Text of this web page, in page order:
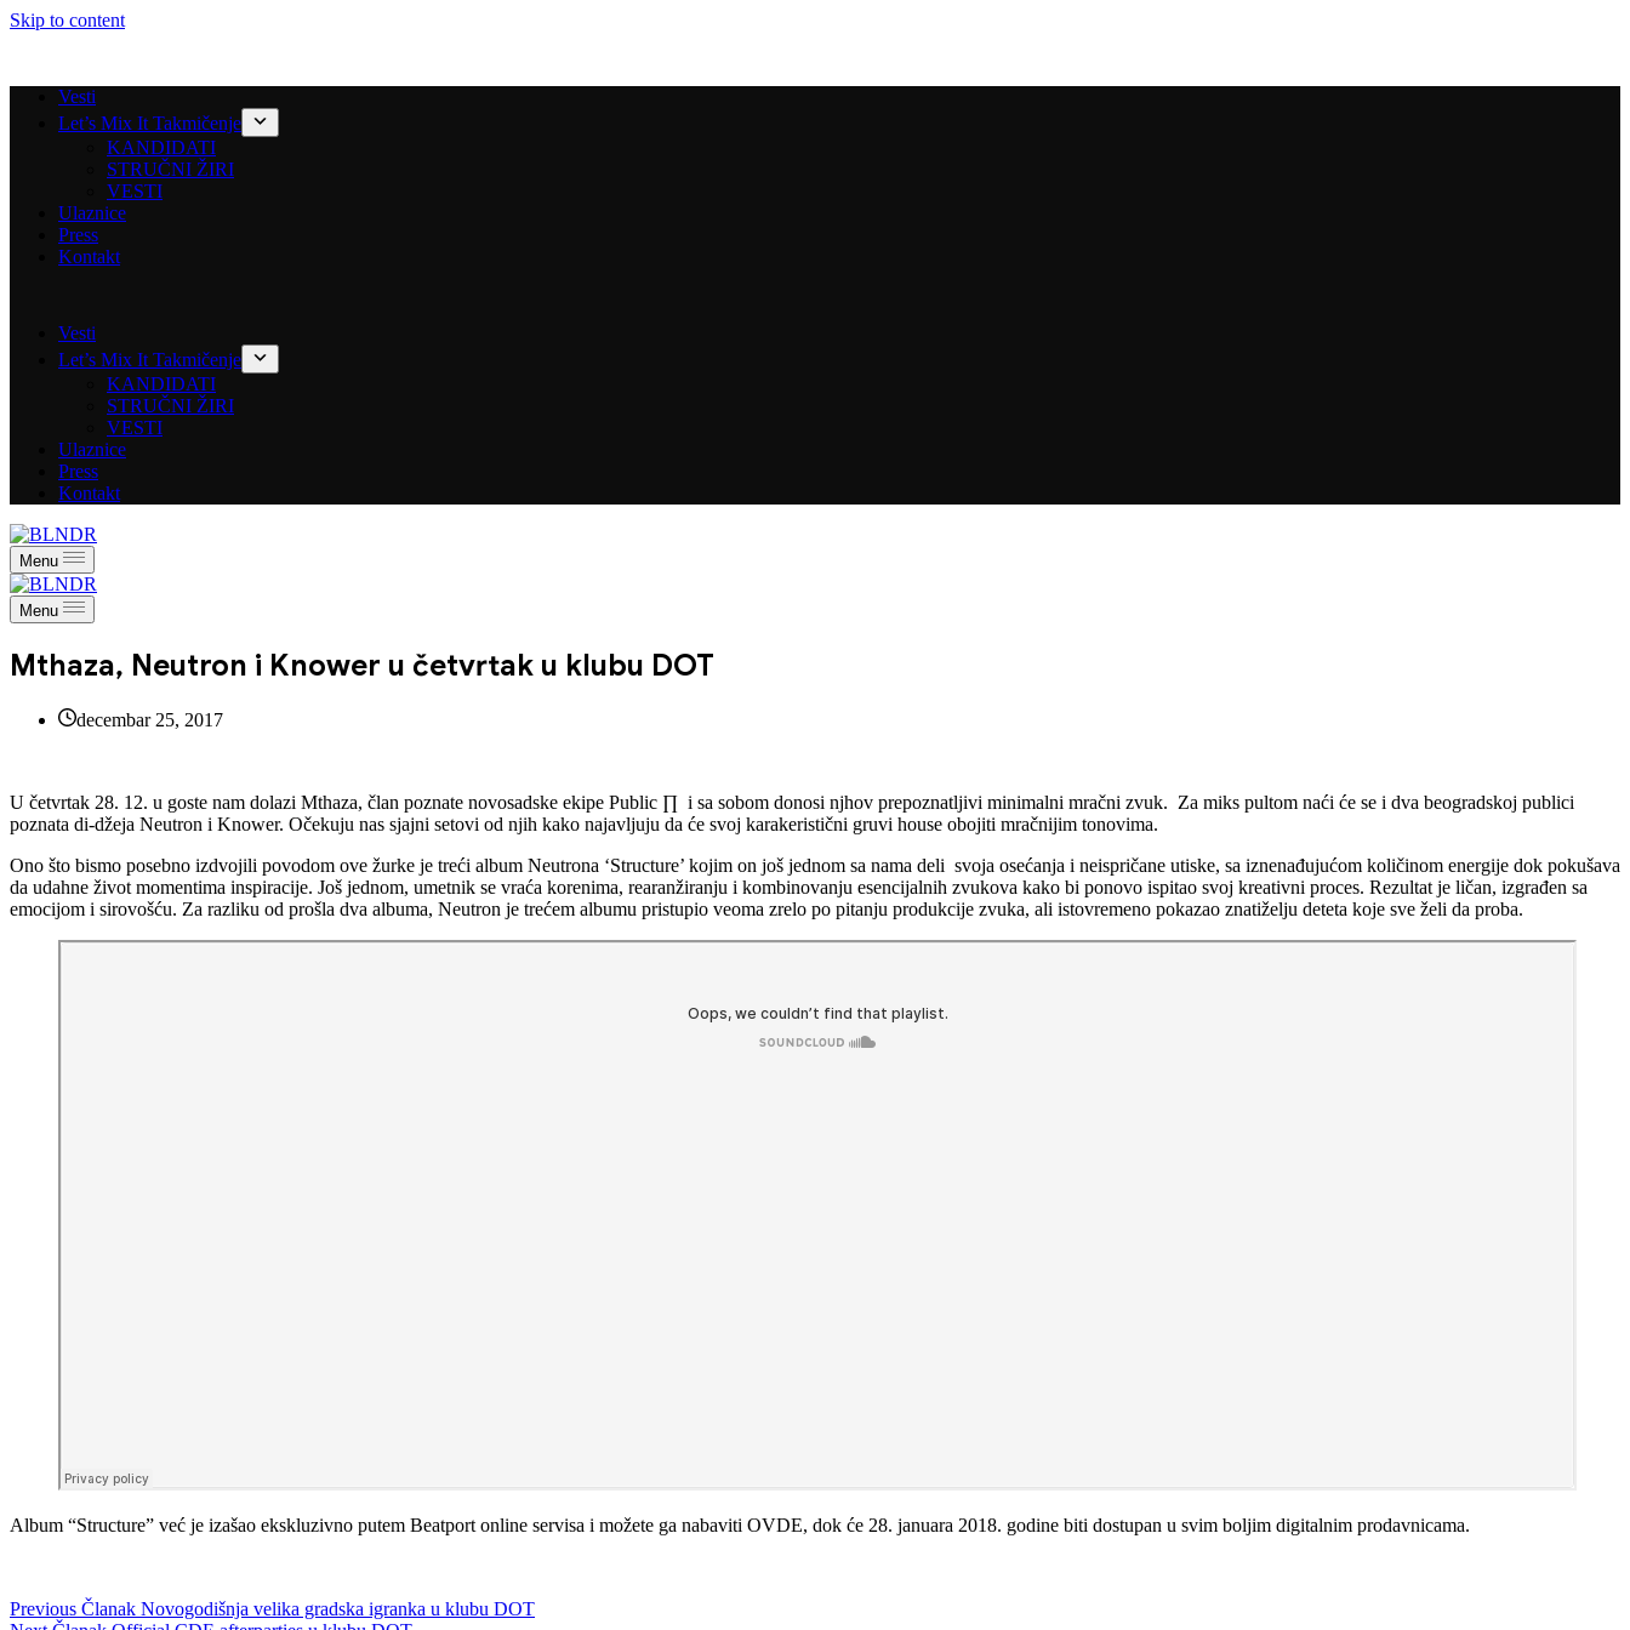
Skip to content
Vesti
Let’s Mix It Takmičenje
KANDIDATI
STRUČNI ŽIRI
VESTI
Ulaznice
Press
Kontakt
Vesti
Let’s Mix It Takmičenje
KANDIDATI
STRUČNI ŽIRI
VESTI
Ulaznice
Press
Kontakt
Menu
Menu
Mthaza, Neutron i Knower u četvrtak u klubu DOT
decembar 25, 2017
U četvrtak 28. 12. u goste nam dolazi Mthaza, član poznate novosadske ekipe Public ∏ i sa sobom donosi njhov prepoznatljivi minimalni mračni zvuk. Za miks pultom naći će se i dva beogradskoj publici
poznata di-džeja Neutron i Knower. Očekuju nas sjajni setovi od njih kako najavljuju da će svoj karakeristični gruvi house obojiti mračnijim tonovima.
Ono što bismo posebno izdvojili povodom ove žurke je treći album Neutrona ‘Structure’ kojim on još jednom sa nama deli svoja osećanja i neispričane utiske, sa iznenađujućom količinom energije dok pokušava
da udahne život momentima inspiracije. Još jednom, umetnik se vraća korenima, rearanžiranju i kombinovanju esencijalnih zvukova kako bi ponovo ispitao svoj kreativni proces. Rezultat je ličan, izgrađen sa
emocijom i sirovošću. Za razliku od prošla dva albuma, Neutron je trećem albumu pristupio veoma zrelo po pitanju produkcije zvuka, ali istovremeno pokazao znatiželju deteta koje sve želi da proba.
Album “Structure” već je izašao ekskluzivno putem Beatport online servisa i možete ga nabaviti OVDE, dok će 28. januara 2018. godine biti dostupan u svim boljim digitalnim prodavnicama.
Previous Članak Novogodišnja velika gradska igranka u klubu DOT